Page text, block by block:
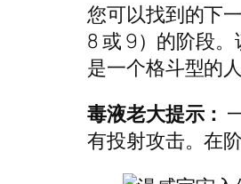
您可以找到的下
8 或 9）的阶段
是一个格斗型的
毒液老大提示：
有投射攻击。在